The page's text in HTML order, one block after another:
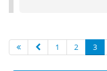
1 2 3